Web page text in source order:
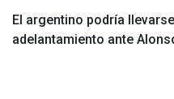
El argentino podría
adelantamiento ante